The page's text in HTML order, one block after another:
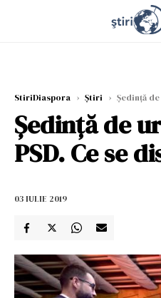
StiriDiaspora › Știri › Ședință
Ședință de
PSD. Ce se
03 IULIE 2019